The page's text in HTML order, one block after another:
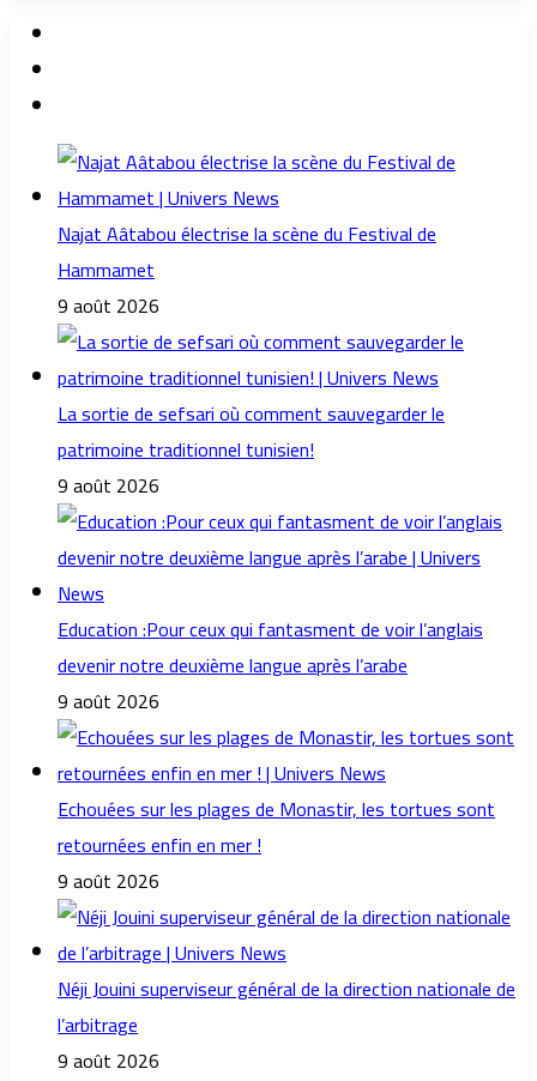
Najat Aâtabou électrise la scène du Festival de
Hammamet
9 août 2026
La sortie de sefsari où comment sauvegarder le
patrimoine traditionnel tunisien!
9 août 2026
Education :Pour ceux qui fantasment de voir l’anglais
devenir notre deuxième langue après l’arabe
9 août 2026
Echouées sur les plages de Monastir, les tortues sont
retournées enfin en mer !
9 août 2026
Néji Jouini superviseur général de la direction nationale de
l’arbitrage
9 août 2026